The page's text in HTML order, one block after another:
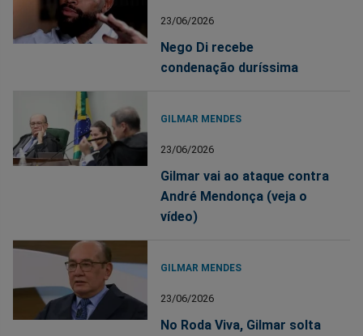
23/06/2026
Nego Di recebe
condenação duríssima
GILMAR MENDES
23/06/2026
Gilmar vai ao ataque contra
André Mendonça (veja o
vídeo)
GILMAR MENDES
23/06/2026
No Roda Viva, Gilmar solta